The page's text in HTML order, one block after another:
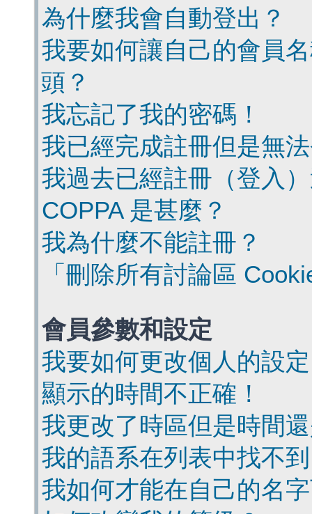
為什麼我會自動登出？
我要如何讓自己的會員
頭？
我忘記了我的密碼！
我已經完成註冊但是無
我過去已經註冊（登入
COPPA 是甚麼？
我為什麼不能註冊？
「刪除所有討論區
會員參數和設定
我要如何更改個人的設
顯示的時間不正確！
我更改了時區但是時間
我的語系在列表中找不
我如何才能在自己的名